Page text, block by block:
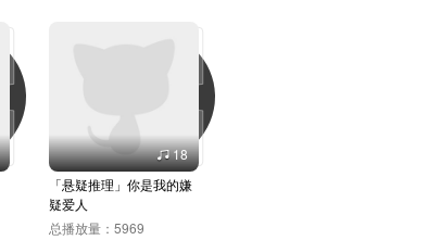
18
「悬疑推理」你是我的嫌
疑爱人
总播放量： 5969